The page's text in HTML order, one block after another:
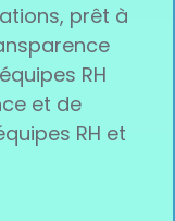
prêt à
RH
et de
RH et